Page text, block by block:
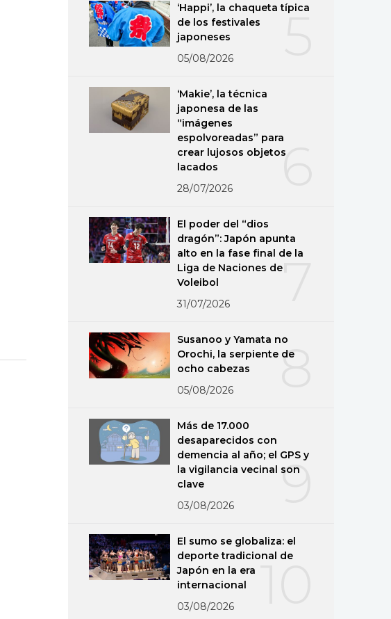
5
‘Happi’, la chaqueta típica
de los festivales
japoneses
05/08/2026
6
‘Makie’, la técnica
japonesa de las
“imágenes
espolvoreadas” para
crear lujosos objetos
lacados
28/07/2026
7
El poder del “dios
dragón”: Japón apunta
alto en la fase final de la
Liga de Naciones de
Voleibol
31/07/2026
8
Susanoo y Yamata no
Orochi, la serpiente de
ocho cabezas
05/08/2026
9
Más de 17.000
desaparecidos con
demencia al año; el GPS y
la vigilancia vecinal son
clave
03/08/2026
El sumo se globaliza: el
deporte tradicional de
Japón en la era
internacional
03/08/2026